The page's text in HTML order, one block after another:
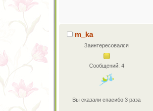
m_ka
Заинтересовался
Сообщений: 4
Вы сказали спасибо 3 раза